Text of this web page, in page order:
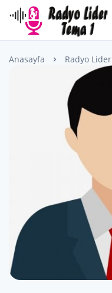
Anasayfa Radyo Lider